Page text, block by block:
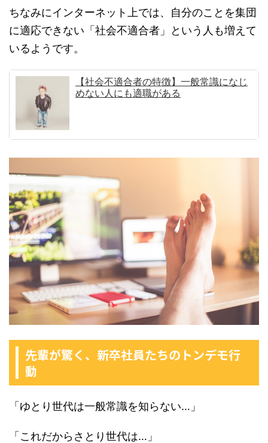
ちなみにインターネット上では、自分のことを集団
に適応できない「社会不適合者」という人も増えて
いるようです。
【社会不適合者の特徴】一般常識になじ
めない人にも適職がある
先輩が驚く、新卒社員たちのトンデモ行
動
「ゆとり世代は一般常識を知らない…」
「これだからさとり世代は…」